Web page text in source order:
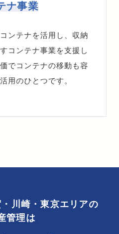
ナ事業
ンテナを活用し、収納
コンテナ事業を支援し
でコンテナの移動も容
用のひとつです。
川崎・東京エリアの
管理は